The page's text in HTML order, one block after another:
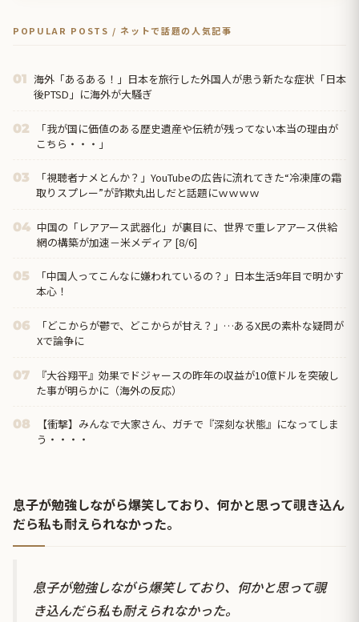
POPULAR POSTS / ネットで話題の人気記事
01 海外「あるある！」日本を旅行した外国人が患う新たな症状「日本
後PTSD」に海外が大騒ぎ
02
「我が国に価値のある歴史遺産や伝統が残ってない本当の理由が
こちら・・・」
03
「視聴者ナメとんか？」YouTubeの広告に流れてきた“冷凍庫の霜
取りスプレー”が詐欺丸出しだと話題にｗｗｗｗ
04 中国の「レアアース武器化」が裏目に、世界で重レアアース供給
網の構築が加速－米メディア [8/6]
05
「中国人ってこんなに嫌われているの？」日本生活9年目で明かす
本心！
06
「どこからが鬱で、どこからが甘え？」…あるX民の素朴な疑問が
Xで論争に
07
『大谷翔平』効果でドジャースの昨年の収益が10億ドルを突破し
た事が明らかに（海外の反応）
08
【衝撃】みんなで大家さん、ガチで『深刻な状態』になってしま
う・・・・
息子が勉強しながら爆笑しており、何かと思って覗き込ん
だら私も耐えられなかった。
息子が勉強しながら爆笑しており、何かと思って覗
き込んだら私も耐えられなかった。